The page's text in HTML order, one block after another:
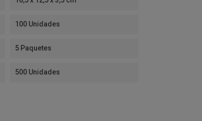
100 Unidades
5 Paquetes
500 Unidades